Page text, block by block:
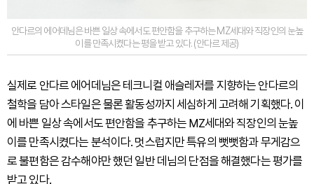
안다르의 에어데님은 바쁜 일상 속에서도 편안함을 추구하는 MZ세대와 직장인의 눈높
이를 만족시켰다는 평을 받고 있다. (안다르 제공)
실제로 안다르 에어데님은 테크니컬 애슬레저를 지향하는 안다르의
철학을 담아 스타일은 물론 활동성까지 세심하게 고려해 기획했다. 이
에 바쁜 일상 속에서도 편안함을 추구하는 MZ세대와 직장인의 눈높
이를 만족시켰다는 분석이다. 멋스럽지만 특유의 뻣뻣함과 무게감으
로 불편함은 감수해야만 했던 일반 데님의 단점을 해결했다는 평가를
받고 있다.